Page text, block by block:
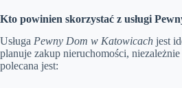
Kto powinien skorzystać z usługi
Usługa Pewny Dom w Katowicach jest
planuje zakup nieruchomości,
polecana jest: